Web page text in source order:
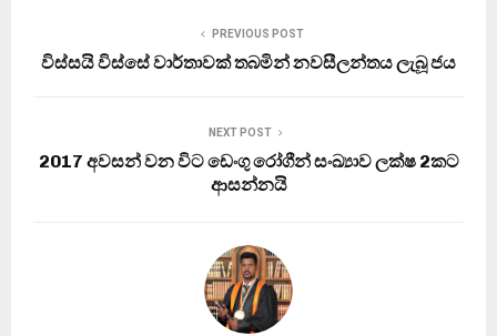
PREVIOUS POST
විස්සයි විස්සේ වාර්තාවක් තබමින් නවසීලන්තය ලැබූ ජය
NEXT POST
2017 අවසන් වන විට ඩෙංගු රෝගීන් සංඛ්‍යාව ලක්ෂ 2කට
ආසන්නයි